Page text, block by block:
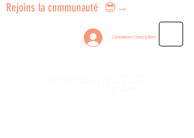
Rejoins la communauté 😎→
Connexion / Inscription